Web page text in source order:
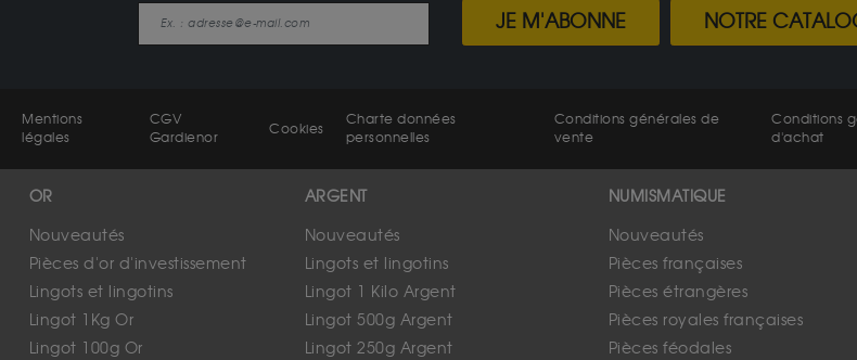
JE M'ABONNE NOTRE
Mentions
légales
CGV
Gardienor
Cookies
Charte données
personnelles
Conditions générales de
vente
Conditions
d'achat
OR
Nouveautés
Pièces d'or d'investissement
Lingots et lingotins
Lingot 1Kg Or
Lingot 100g Or
ARGENT
Nouveautés
Lingots et lingotins
Lingot 1 Kilo Argent
Lingot 500g Argent
Lingot 250g Argent
NUMISMATIQUE
Nouveautés
Pièces françaises
Pièces étrangères
Pièces royales françaises
Pièces féodales